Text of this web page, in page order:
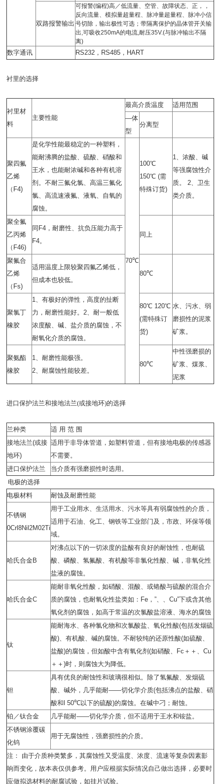
双路报警输出
可报警(编程)高／低流量、空管、故障状态、正，，
反向流量、模拟量超量程、脉冲量超量程、脉冲小信
号切除，输出极性可选；带隔离保护的晶体管开关输
出,可吸收250mA的电流,耐压35V.(与脉冲输出不隔
离)
数字通讯 RS232 ， RS485 ， HART
衬里的选择
衬里材
料
主要性能
最高介质温度
适用范围
—体
型
分离型
聚四氟
乙烯
（ F4)
是化学性能最稳定的一种塑料，
能耐沸腾的盐酸、硫酸、硝酸和
王水，也能耐浓碱和各种有机溶
剂。不耐三氟化氯、高温三氟化
氯、高流速液氟、液氧、自氧的
腐蚀。
70℃
100℃
150℃ (需
特殊订货)
1、浓酸、碱
等强腐蚀性介
质。
2、卫生
类介质。
聚全氟
乙丙烯
（ F46)
同 F4 ，耐磨性、抗负压能力高于
F4。
同上
聚氟合
乙烯
（ Fs)
适用温度上限较聚四氟乙烯低，
但成本也较低。
80℃
聚氯丁
橡胶
1、有极好的弹性，高度的扯断
力，耐磨性能好。2、耐一般低
浓度酸、碱、盐介质的腐蚀，不
耐氧化介质的腐蚀。
80℃ 120℃
(需特殊订
货)
水、污水、弱
磨损性的泥浆
矿浆。
聚氨酯
橡胶
1、耐磨性能极强。
2、耐腐蚀性能较差。
80℃
中性强磨损的
矿浆、煤浆、
泥浆
进口保护法兰和接地法兰(或接地环)的选择
兰种类
适 用 范 围
接地法兰(或接
地环)
适用于非导体管道，如塑料管道，但有接地电极的传感器
不需要。
进口保护法兰
当介质有强磨损性时选用。
电极的选择
电极材料
耐蚀及耐磨性能
不锈钢
0Crl8Nil2M02Ti
用于工业用水、生活用水、污水等具有弱腐蚀性的介质，
适用于石油、化工、钢铁等工业部门及，市政、环保等领
域。
哈氏合金B
对沸点以下的一切浓度的盐酸有良好的耐蚀性，也耐硫
酸、磷酸、氢氟酸、有机酸等非氯化性酸、碱，非氧化性
盐液的腐蚀。
哈氏合金C
能耐非氧化性酸，如硝酸、混酸、或铬酸与硫酸的混合介
质的腐蚀，也耐氧化性盐类如： Fe ，”、、Cu”下或含其他
氧化剂的腐蚀，如高于常温的次氯酸盐溶液、海水的腐蚀
钛
能耐海水、各种氯化物和次氯酸盐、氧化性酸(包括发烟硫
酸)、有机酸、碱的腐蚀。不耐较纯的还原性酸(如硫酸、
盐酸)的腐蚀，但如酸中含有氧化剂(如硝酸、 Fc ＋＋、Cu
＋＋)时，则腐蚀大为降低。
钽
具有优良的耐蚀性和玻璃很相似。除了氢氟酸、发烟硫
酸、碱外，几乎能耐——切化学介质(包括沸点的盐酸、硝
酸和 l 50℃以下的硫酸)的腐蚀。在碱中刁；耐蚀。
铂／钛合金
几乎能耐——切化学介质，但不适用于王水和铵盐。
不锈钢涂覆碳
化钨
用于无腐蚀性，强磨损性的介质。
注： 由于介质种类繁多，其腐蚀性又受温度、浓度、流速等复杂因素影
响而变化，故本表仅供参考。用户应根据实际情况自己做出选择，必要时
应做拟选材料的耐腐试验，如挂片试验。